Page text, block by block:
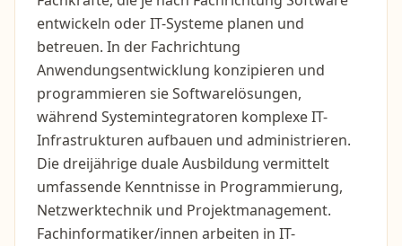
entwickeln oder IT-Systeme planen und
betreuen. In der Fachrichtung
Anwendungsentwicklung konzipieren und
programmieren sie Softwarelösungen,
während Systemintegratoren komplexe IT-
Infrastrukturen aufbauen und administrieren.
Die dreijährige duale Ausbildung vermittelt
umfassende Kenntnisse in Programmierung,
Netzwerktechnik und Projektmanagement.
Fachinformatiker/innen arbeiten in IT-